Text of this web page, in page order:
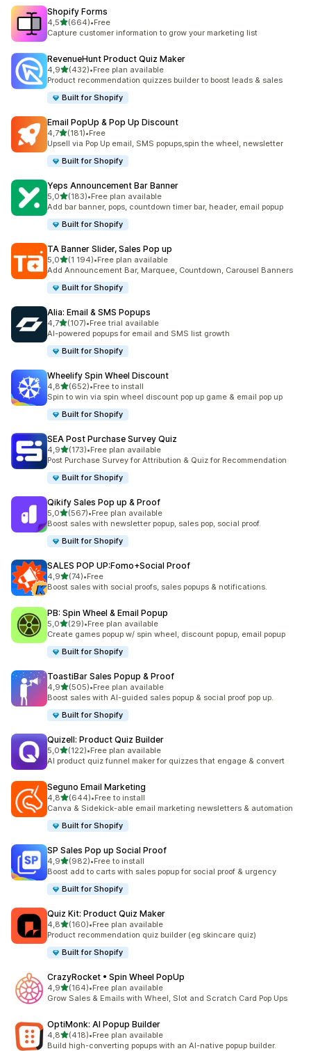
Shopify Forms
4,5z 5 hvězd
(664)
Celkový počet recenzí: 664
•Free
Capture customer information to grow your marketing list
RevenueHunt Product Quiz Maker
4,9z 5 hvězd
(432)
Celkový počet recenzí: 432
•Free plan available
Product recommendation quizzes builder to boost leads & sales
Built for Shopify
Email PopUp & Pop Up Discount
4,7z 5 hvězd
(181)
Celkový počet recenzí: 181
•Free
Upsell via Pop Up email, SMS popups,spin the wheel, newsletter
Built for Shopify
Yeps Announcement Bar Banner
5,0z 5 hvězd
(183)
Celkový počet recenzí: 183
•Free plan available
Add bar banner, pops, countdown timer bar, header, email popup
Built for Shopify
TA Banner Slider, Sales Pop up
5,0z 5 hvězd
(1 194)
Celkový počet recenzí: 1194
•Free plan available
Add Announcement Bar, Marquee, Countdown, Carousel Banners
Built for Shopify
Alia: Email & SMS Popups
4,7z 5 hvězd
(107)
Celkový počet recenzí: 107
•Free trial available
AI-powered popups for email and SMS list growth
Built for Shopify
Wheelify Spin Wheel Discount
4,8z 5 hvězd
(652)
Celkový počet recenzí: 652
•Free to install
Spin to win via spin wheel discount pop up game & email pop up
Built for Shopify
SEA Post Purchase Survey Quiz
4,9z 5 hvězd
(173)
Celkový počet recenzí: 173
•Free plan available
Post Purchase Survey for Attribution & Quiz for Recommendation
Built for Shopify
Qikify Sales Pop up & Proof
5,0z 5 hvězd
(567)
Celkový počet recenzí: 567
•Free plan available
Boost sales with newsletter popup, sales pop, social proof.
Built for Shopify
SALES POP UP:Fomo+Social Proof
4,9z 5 hvězd
(74)
Celkový počet recenzí: 74
•Free
Boost sales with social proofs, sales popups & notifications.
PB: Spin Wheel & Email Popup
5,0z 5 hvězd
(29)
Celkový počet recenzí: 29
•Free plan available
Create games popup w/ spin wheel, discount popup, email popup
Built for Shopify
ToastiBar Sales Popup & Proof
4,9z 5 hvězd
(505)
Celkový počet recenzí: 505
•Free plan available
Boost sales with AI-guided sales popup & social proof pop up.
Built for Shopify
Quizell: Product Quiz Builder
5,0z 5 hvězd
(122)
Celkový počet recenzí: 122
•Free plan available
AI product quiz funnel maker for quizzes that engage & convert
Seguno Email Marketing
4,8z 5 hvězd
(644)
Celkový počet recenzí: 644
•Free to install
Canva & Sidekick-able email marketing newsletters & automation
Built for Shopify
SP Sales Pop up Social Proof
4,9z 5 hvězd
(982)
Celkový počet recenzí: 982
•Free to install
Boost add to carts with sales popup for social proof & urgency
Built for Shopify
Quiz Kit: Product Quiz Maker
4,8z 5 hvězd
(160)
Celkový počet recenzí: 160
•Free plan available
Product recommendation quiz builder (eg skincare quiz)
Built for Shopify
CrazyRocket • Spin Wheel PopUp
4,9z 5 hvězd
(164)
Celkový počet recenzí: 164
•Free plan available
Grow Sales & Emails with Wheel, Slot and Scratch Card Pop Ups
OptiMonk: AI Popup Builder
4,8z 5 hvězd
(418)
Celkový počet recenzí: 418
•Free plan available
Build high-converting popups with an AI-native popup builder.